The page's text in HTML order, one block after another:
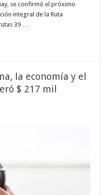
se confirmó el próximo
integral de la Ruta
39 …
la economía y el
$ 217 mil